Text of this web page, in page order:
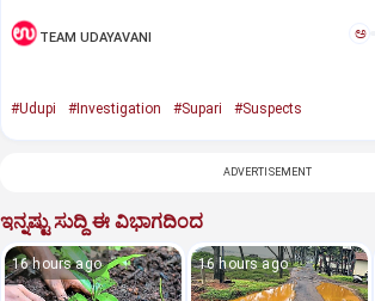
TEAM UDAYAVANI ಅ
#Udupi #Investigation #Supari #Suspects
ADVERTISEMENT
ಇನ್ನಷ್ಟು ಸುದ್ದಿ ಈ ವಿಭಾಗದಿಂದ
16 hours ago 16 hours ago